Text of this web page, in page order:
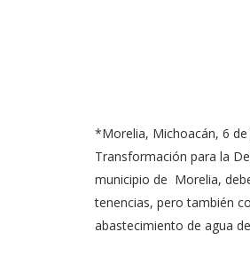
*Morelia, Michoacán, 6
Transformación para la
municipio de Morelia,
tenencias, pero también
abastecimiento de agua